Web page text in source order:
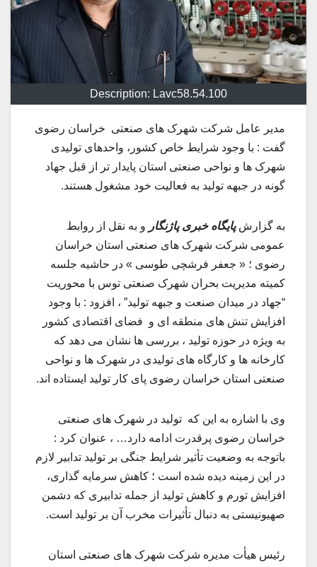
Description: Lavc58.54.100
مدیر عامل شرکت شهرک های صنعتی خراسان رضوی
گفت : با وجود شرایط خاص کشور،‌ واحدهای تولیدی
شهرک ها و نواحی صنعتی استان پایدار تر از قبل جهاد
گونه در جبهه تولید به فعالیت خود مشغول هستند.
به گزارشپایگاه خبری پاژنگار و به نقل از روابط
عمومی شرکت شهرک های صنعتی استان خراسان
رضوی ؛ « جعفر فرشچی طوسی » در حاشیه جلسه
کمیته مدیریت بحران شهرک صنعتی توس با محوریت
“جهاد در میدان صنعت و جبهه تولید” ، افزود : با وجود
افزایش تنش های منطقه ای و فضای اقتصادی کشور
به ویژه در حوزه تولید ، بررسی ها نشان می دهد که
کارخانه ها و کارگاه های تولیدی در شهرک ها و نواحی
صنعتی استان خراسان رضوی پای کار تولید ایستاده اند.
وی با اشاره به این که تولید در شهرک های صنعتی
خراسان رضوی پرقدرت ادامه دارد… ، عنوان کرد :
باتوجه به وضعیت تأثیر شرایط جنگی بر تولید تدابیر لازم
در این زمینه دیده شده است ؛ کاهش سرمایه گذاری،
افزایش تورم و کاهش تولید از جمله تدابیری که دشمن
صهیونیستی به دنبال تأثیرات مخرب آن بر تولید است.
رئیس هیأت مدیره شرکت شهرک های صنعتی استان